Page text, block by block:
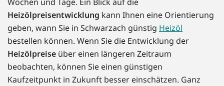
Heizölpreisentwicklung kann Ihnen eine Orientierung
geben, wann Sie in Schwarzach günstig Heizöl
bestellen können. Wenn Sie die Entwicklung der
Heizölpreise über einen längeren Zeitraum
beobachten, können Sie einen günstigen
Kaufzeitpunkt in Zukunft besser einschätzen. Ganz